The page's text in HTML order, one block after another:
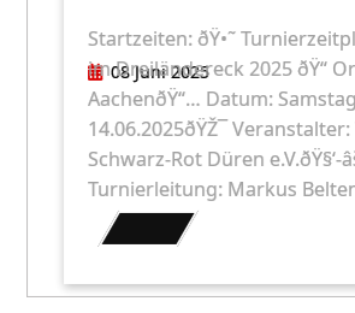
08 Juni 2025
Startzeiten: ðŸ•˜
im Dreiländereck 2025 ðŸ“
AachenðŸ“… Datum:
14.06.2025ðŸŽ¯ Veranstalter:
Schwarz-Rot Düren e.V.ðŸ§‘-
Turnierleitung: Markus